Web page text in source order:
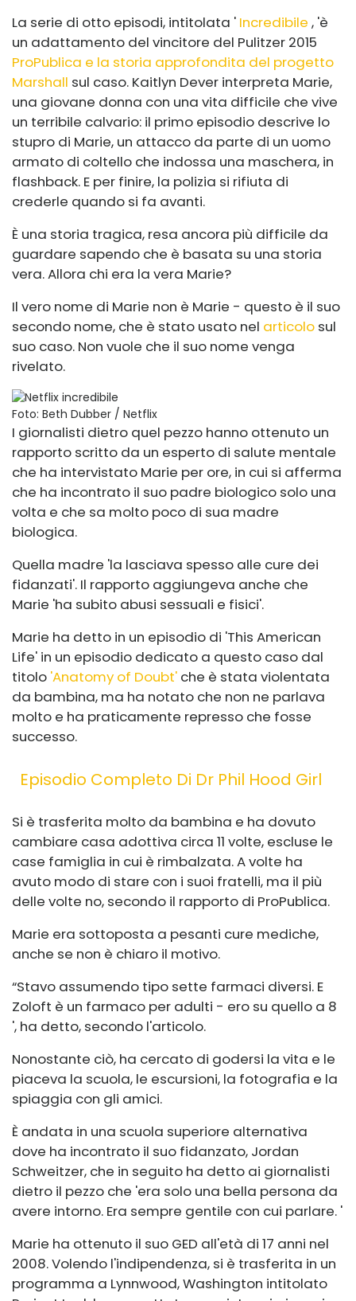
La serie di otto episodi, intitolata ' Incredibile , 'è
un adattamento del vincitore del Pulitzer 2015
ProPublica e la storia approfondita del progetto
Marshall sul caso. Kaitlyn Dever interpreta Marie,
una giovane donna con una vita difficile che vive
un terribile calvario: il primo episodio descrive lo
stupro di Marie, un attacco da parte di un uomo
armato di coltello che indossa una maschera, in
flashback. E per finire, la polizia si rifiuta di
crederle quando si fa avanti.
È una storia tragica, resa ancora più difficile da
guardare sapendo che è basata su una storia
vera. Allora chi era la vera Marie?
Il vero nome di Marie non è Marie - questo è il suo
secondo nome, che è stato usato nel articolo sul
suo caso. Non vuole che il suo nome venga
rivelato.
Foto: Beth Dubber / Netflix
I giornalisti dietro quel pezzo hanno ottenuto un
rapporto scritto da un esperto di salute mentale
che ha intervistato Marie per ore, in cui si afferma
che ha incontrato il suo padre biologico solo una
volta e che sa molto poco di sua madre
biologica.
Quella madre 'la lasciava spesso alle cure dei
fidanzati'. Il rapporto aggiungeva anche che
Marie 'ha subito abusi sessuali e fisici'.
Marie ha detto in un episodio di 'This American
Life' in un episodio dedicato a questo caso dal
titolo 'Anatomy of Doubt' che è stata violentata
da bambina, ma ha notato che non ne parlava
molto e ha praticamente represso che fosse
successo.
Episodio Completo Di Dr Phil Hood Girl
Si è trasferita molto da bambina e ha dovuto
cambiare casa adottiva circa 11 volte, escluse le
case famiglia in cui è rimbalzata. A volte ha
avuto modo di stare con i suoi fratelli, ma il più
delle volte no, secondo il rapporto di ProPublica.
Marie era sottoposta a pesanti cure mediche,
anche se non è chiaro il motivo.
“Stavo assumendo tipo sette farmaci diversi. E
Zoloft è un farmaco per adulti - ero su quello a 8
', ha detto, secondo l'articolo.
Nonostante ciò, ha cercato di godersi la vita e le
piaceva la scuola, le escursioni, la fotografia e la
spiaggia con gli amici.
È andata in una scuola superiore alternativa
dove ha incontrato il suo fidanzato, Jordan
Schweitzer, che in seguito ha detto ai giornalisti
dietro il pezzo che 'era solo una bella persona da
avere intorno. Era sempre gentile con cui parlare. '
Marie ha ottenuto il suo GED all'età di 17 anni nel
2008. Volendo l'indipendenza, si è trasferita in un
programma a Lynnwood, Washington intitolato